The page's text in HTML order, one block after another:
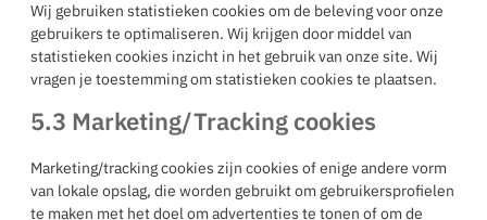
Wij gebruiken statistieken cookies om de beleving voor onze
gebruikers te optimaliseren. Wij krijgen door middel van
statistieken cookies inzicht in het gebruik van onze site. Wij
vragen je toestemming om statistieken cookies te plaatsen.
5.3 Marketing/Tracking cookies
Marketing/tracking cookies zijn cookies of enige andere vorm
van lokale opslag, die worden gebruikt om gebruikersprofielen
te maken met het doel om advertenties te tonen of om de